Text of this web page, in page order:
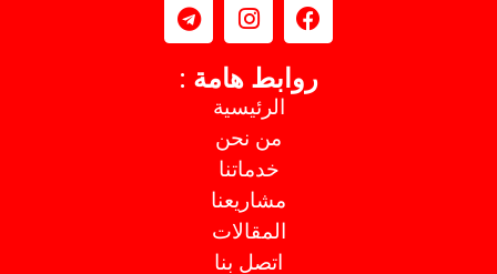
روابط هامة :
الرئيسية
من نحن
خدماتنا
مشاريعنا
المقالات
اتصل بنا